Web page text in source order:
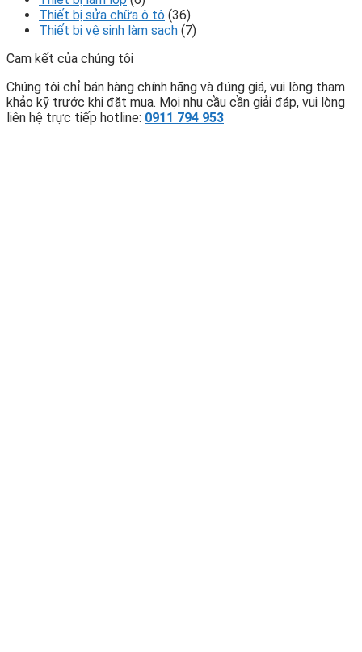
Thiết bị sửa chữa ô tô (36)
Thiết bị vệ sinh làm sạch (7)
Cam kết của chúng tôi
Chúng tôi chỉ bán hàng chính hãng và đúng giá, vui lòng tham
khảo kỹ trước khi đặt mua. Mọi nhu cầu cần giải đáp, vui lòng
liên hệ trực tiếp hotline: 0911 794 953